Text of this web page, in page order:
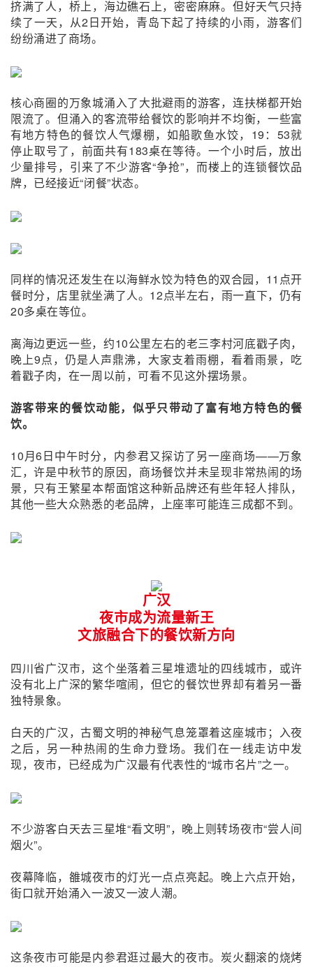
挤满了人，桥上，海边礁石上，密密麻麻。但好天气只持
续了一天，从2日开始，青岛下起了持续的小雨，游客们
纷纷涌进了商场。
核心商圈的万象城涌入了大批避雨的游客，连扶梯都开始
限流了。但涌入的客流带给餐饮的影响并不均衡，一些富
有地方特色的餐饮人气爆棚，如船歌鱼水饺，19：53就
停止取号了，前面共有183桌在等待。一个小时后，放出
少量排号，引来了不少游客“争抢”，而楼上的连锁餐饮品
牌，已经接近“闭餐”状态。
同样的情况还发生在以海鲜水饺为特色的双合园，11点开
餐时分，店里就坐满了人。12点半左右，雨一直下，仍有
20多桌在等位。
离海边更远一些，约10公里左右的老三李村河底戳子肉，
晚上9点，仍是人声鼎沸，大家支着雨棚，看着雨景，吃
着戳子肉，在一周以前，可看不见这外摆场景。
游客带来的餐饮动能，似乎只带动了富有地方特色的餐
饮。
10月6日中午时分，内参君又探访了另一座商场——万象
汇，许是中秋节的原因，商场餐饮并未呈现非常热闹的场
景，只有王繁星本帮面馆这种新品牌还有些年轻人排队，
其他一些大众熟悉的老品牌，上座率可能连三成都不到。
广汉
夜市成为流量新王
文旅融合下的餐饮新方向
四川省广汉市，这个坐落着三星堆遗址的四线城市，或许
没有北上广深的繁华喧闹，但它的餐饮世界却有着另一番
独特景象。
白天的广汉，古蜀文明的神秘气息笼罩着这座城市；入夜
之后，另一种热闹的生命力登场。我们在一线走访中发
现，夜市，已经成为广汉最有代表性的“城市名片”之一。
不少游客白天去三星堆“看文明”，晚上则转场夜市“尝人间
烟火”。
夜幕降临，雒城夜市的灯光一点点亮起。 晚上六点开始，
街口就开始涌入一波又一波人潮。
这条夜市可能是内参君逛过最大的夜市。炭火翻滚的烧烤